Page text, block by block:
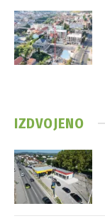
IZDVOJENO